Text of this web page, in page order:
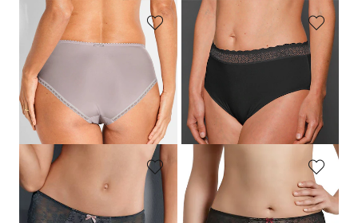
CONTURELLE
Tailleslip met een kanten inzet
26,97 €
Laagste prijs van de afgelopen 30
dagen**: 31,47 € (-14%)
TRIUMPH
Twee tailleslips
20,76 €
Laagste prijs van de afgelopen 30
dagen**: 25,95 €
ROSA FAIA
ROSA FAIA
Corrigerende tailleslip met kanten inzet